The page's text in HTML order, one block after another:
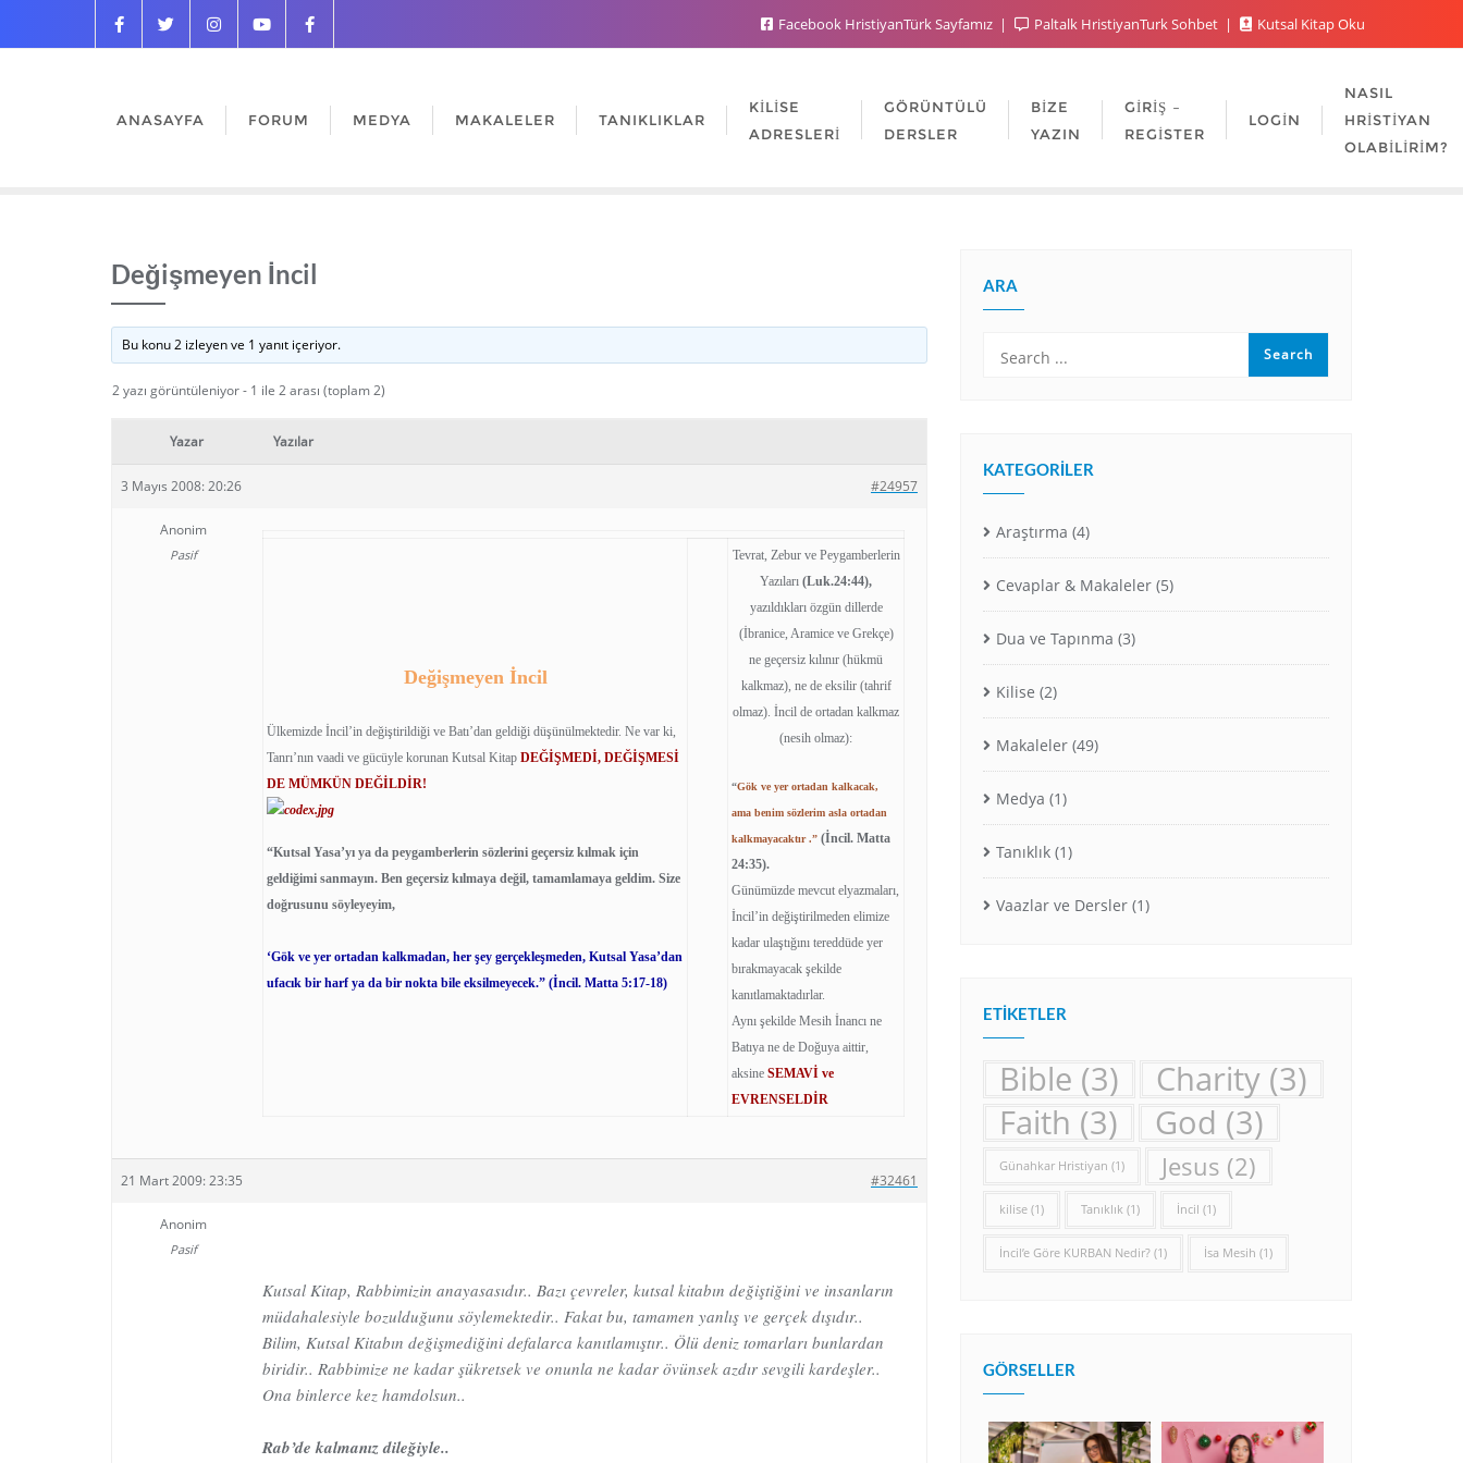
Facebook HristiyanTürk Sayfamız Paltalk HristiyanTurk Sohbet Kutsal Kitap Oku
ANASAYFA FORUM MEDYA MAKALELER TANIKLIKLAR
KILISE
ADRESLERI
GÖRÜNTÜLÜ
DERSLER
BIZE
YAZIN
GIRIŞ –
REGISTER
LOGIN
NASIL
HRISTIYAN
OLABILIRIM?
Değişmeyen İncil
Bu konu 2 izleyen ve 1 yanıt içeriyor.
2 yazı görüntüleniyor - 1 ile 2 arası (toplam 2)
Yazar Yazılar
3 Mayıs 2008: 20:26 #24957
Anonim
Pasif
Değişmeyen İncil
Ülkemizde İncil’in değiştirildiği ve Batı’dan geldiği düşünülmektedir. Ne var ki,
Tanrı’nın vaadi ve gücüyle korunan Kutsal Kitap DEĞİŞMEDİ, DEĞİŞMESİ
DE MÜMKÜN DEĞİLDİR!
“Kutsal Yasa’yı ya da peygamberlerin sözlerini geçersiz kılmak için
geldiğimi sanmayın. Ben geçersiz kılmaya değil, tamamlamaya geldim. Size
doğrusunu söyleyeyim,
‘Gök ve yer ortadan kalkmadan, her şey gerçekleşmeden, Kutsal Yasa’dan
ufacık bir harf ya da bir nokta bile eksilmeyecek.” (İncil. Matta 5:17-18)
Tevrat, Zebur ve Peygamberlerin
Yazıları (Luk.24:44),
yazıldıkları özgün dillerde
(İbranice, Aramice ve Grekçe)
ne geçersiz kılınır (hükmü
kalkmaz), ne de eksilir (tahrif
olmaz). İncil de ortadan kalkmaz
(nesih olmaz):
“Gök ve yer ortadan kalkacak,
ama benim sözlerim asla ortadan
kalkmayacaktır .” (İncil. Matta
24:35).
Günümüzde mevcut elyazmaları,
İncil’in değiştirilmeden elimize
kadar ulaştığını tereddüde yer
bırakmayacak şekilde
kanıtlamaktadırlar.
Aynı şekilde Mesih İnancı ne
Batıya ne de Doğuya aittir,
aksine SEMAVİ ve
EVRENSELDİR
21 Mart 2009: 23:35 #32461
Anonim
Pasif
Kutsal Kitap, Rabbimizin anayasasıdır.. Bazı çevreler, kutsal kitabın değiştiğini ve insanların
müdahalesiyle bozulduğunu söylemektedir.. Fakat bu, tamamen yanlış ve gerçek dışıdır..
Bilim, Kutsal Kitabın değişmediğini defalarca kanıtlamıştır.. Ölü deniz tomarları bunlardan
biridir.. Rabbimize ne kadar şükretsek ve onunla ne kadar övünsek azdır sevgili kardeşler..
Ona binlerce kez hamdolsun..
Rab’de kalmanız dileğiyle..
ARA
KATEGORILER
Araştırma (4)
Cevaplar & Makaleler (5)
Dua ve Tapınma (3)
Kilise (2)
Makaleler (49)
Medya (1)
Tanıklık (1)
Vaazlar ve Dersler (1)
ETIKETLER
Bible (3) Charity (3)
Faith (3) God (3)
Günahkar Hristiyan (1) Jesus (2)
kilise (1) Tanıklık (1) İncil (1)
İncil’e Göre KURBAN Nedir? (1) İsa Mesih (1)
GÖRSELLER